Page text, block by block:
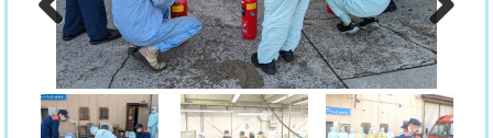
Previous Next